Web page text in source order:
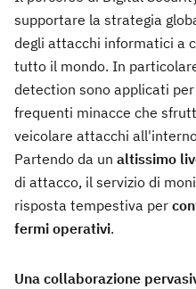
supportare la strategia
degli attacchi informatici a
tutto il mondo. In
detection sono applicati
frequenti minacce che
veicolare attacchi
Partendo da un altissimo
di attacco, il servizio di
risposta tempestiva per
fermi operativi.
Una collaborazione